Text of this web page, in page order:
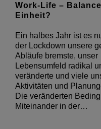
Work-Life –
Einheit?
Ein halbes Jahr ist es
der Lockdown unsere
Abläufe bremste, unser
Lebensumfeld radikal
veränderte und viele
Aktivitäten und
Die veränderten
Miteinander in der…